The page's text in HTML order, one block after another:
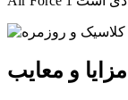
مزایا و معایب